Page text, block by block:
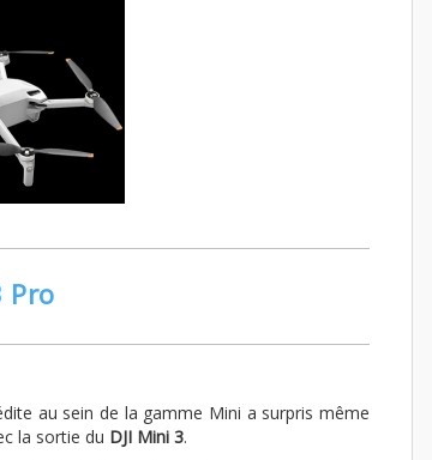
Pro
au sein de la gamme Mini a surpris même
la sortie du DJI Mini 3.